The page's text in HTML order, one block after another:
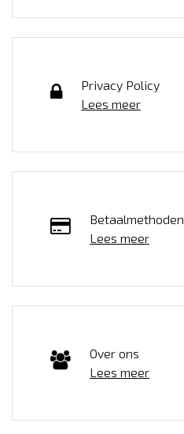
Privacy Policy
Lees meer
Betaalmethoden
Lees meer
Over ons
Lees meer